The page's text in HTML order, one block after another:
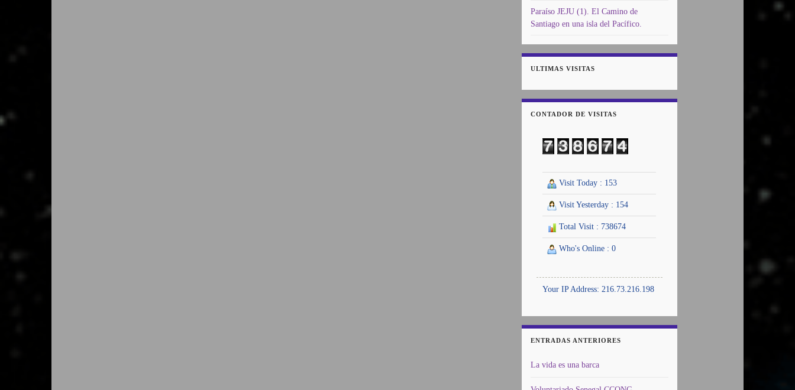
Paraíso JEJU (1). El Camino de
Santiago en una isla del Pacífico.
ULTIMAS VISITAS
CONTADOR DE VISITAS
Visit Today : 153
Visit Yesterday : 154
Total Visit : 738674
Who's Online : 0
Your IP Address: 216.73.216.198
ENTRADAS ANTERIORES
La vida es una barca